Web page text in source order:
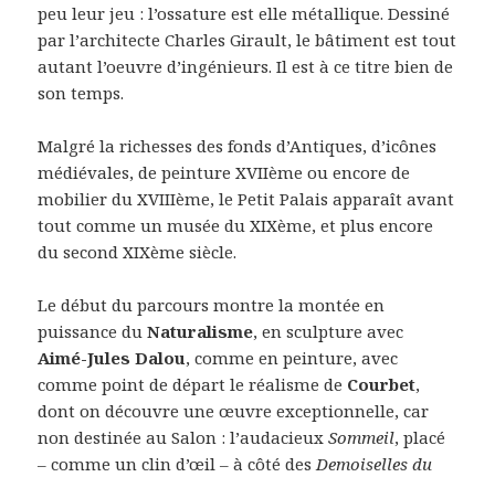
peu leur jeu : l’ossature est elle métallique. Dessiné
par l’architecte Charles Girault, le bâtiment est tout
autant l’oeuvre d’ingénieurs. Il est à ce titre bien de
son temps.
Malgré la richesses des fonds d’Antiques, d’icônes
médiévales, de peinture XVIIème ou encore de
mobilier du XVIIIème, le Petit Palais apparaît avant
tout comme un musée du XIXème, et plus encore
du second XIXème siècle.
Le début du parcours montre la montée en
puissance duNaturalisme, en sculpture avec
Aimé-Jules Dalou, comme en peinture, avec
comme point de départ le réalisme de Courbet,
dont on découvre une œuvre exceptionnelle, car
non destinée au Salon : l’audacieuxSommeil, placé
– comme un clin d’œil – à côté des Demoiselles du